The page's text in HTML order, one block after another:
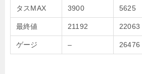
タスMAX 3900 5625
最終値 21192 22063
ゲージ – 26476